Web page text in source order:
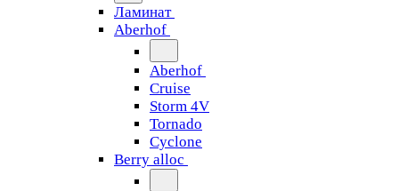
Ламинат
Aberhof
Aberhof
Cruise
Storm 4V
Tornado
Сyclone
Berry alloc